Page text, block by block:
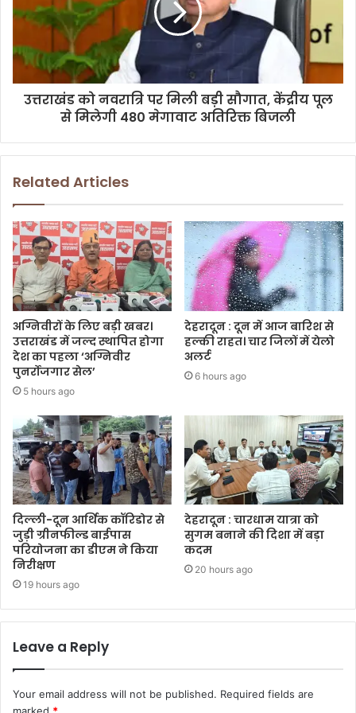
उत्तराखंड को नवरात्रि पर मिली बड़ी सौगात, केंद्रीय पूल
से मिलेगी 480 मेगावाट अतिरिक्त बिजली
Related Articles
अग्निवीरों के लिए बड़ी खबर।
उत्तराखंड में जल्द स्थापित होगा
देश का पहला ‘अग्निवीर
पुनर्रोजगार सेल’
5 hours ago
देहरादून : दून में आज बारिश से
हल्की राहत। चार जिलों में येलो
अलर्ट
6 hours ago
दिल्ली-दून आर्थिक कॉरिडोर से
जुड़ी ग्रीनफील्ड बाईपास
परियोजना का डीएम ने किया
निरीक्षण
19 hours ago
देहरादून : चारधाम यात्रा को
सुगम बनाने की दिशा में बड़ा
कदम
20 hours ago
Leave a Reply
Your email address will not be published. Required fields are